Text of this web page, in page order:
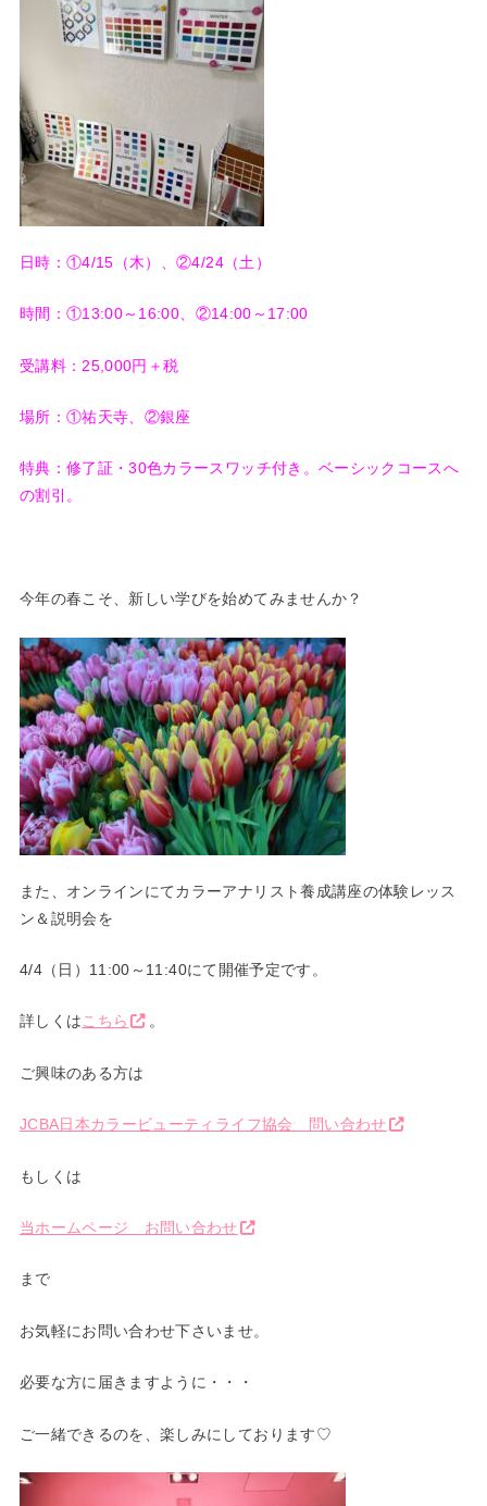
日時：①4/15（木）、②4/24（土）
時間：①13:00～16:00、②14:00～17:00
受講料：25,000円＋税
場所：①祐天寺、②銀座
特典：修了証・30色カラースワッチ付き。ベーシックコースへ
の割引。
今年の春こそ、新しい学びを始めてみませんか？
また、オンラインにてカラーアナリスト養成講座の体験レッス
ン＆説明会を
4/4（日）11:00～11:40にて開催予定です。
詳しくはこちら 。
ご興味のある方は
JCBA日本カラービューティライフ協会 問い合わせ
もしくは
当ホームページ お問い合わせ
まで
お気軽にお問い合わせ下さいませ。
必要な方に届きますように・・・
ご一緒できるのを、楽しみにしております♡